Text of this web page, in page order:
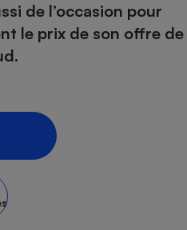
de l’occasion pour
le prix de son offre de
Comparatif hotte
Comparatif climatiseur
Comparatif cafetière
Comparatif robot cuiseur
Électricité - Gaz
Comparatif imprimante
Comparatif ordinateur
Image et son
Comparatif radiateur
Chauffage
Produit d'entretien
Hygiène - Beauté
- Testez le débit de votre
Internet